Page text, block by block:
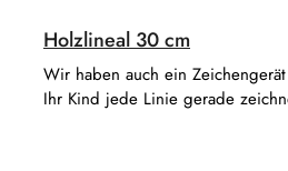
Holzlineal 30 cm
Wir haben auch ein
Ihr Kind jede Linie gerade